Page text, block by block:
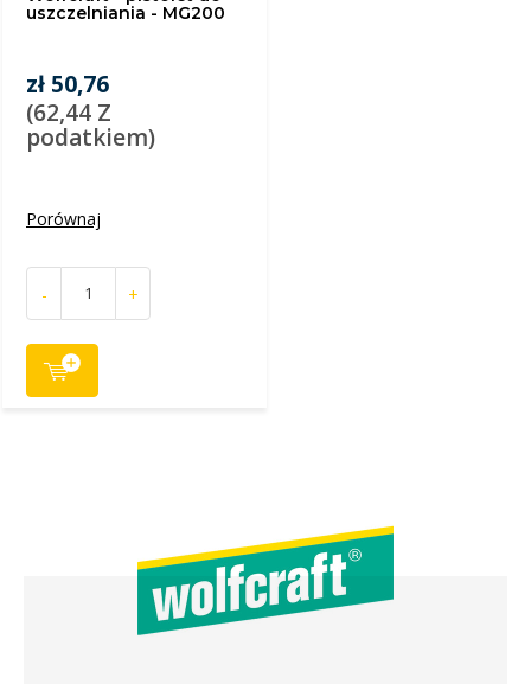
uszczelniania - MG200
zł 50,76
(62,44 Z
podatkiem)
Porównaj
- +